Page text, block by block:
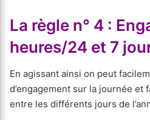
La règle n° 4 :
heures/24 et 7
En agissant ainsi on peut
d’engagement sur la journée
entre les différents jours de